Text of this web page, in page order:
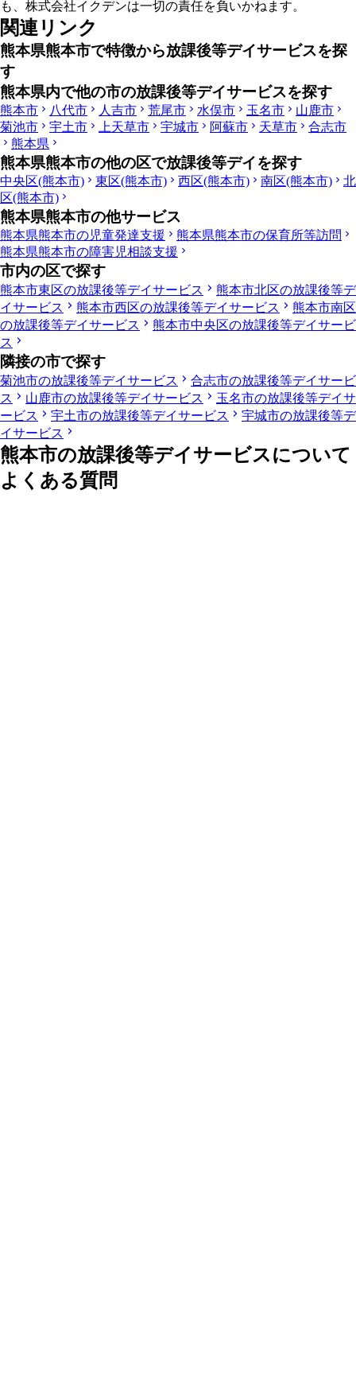
も、株式会社イクデンは一切の責任を負いかねます。
関連リンク
熊本県熊本市で特徴から放課後等デイサービスを探
す
熊本県内で他の市の放課後等デイサービスを探す
熊本市 八代市 人吉市 荒尾市 水俣市 玉名市
山鹿市
菊池市
宇土市 上天草市 宇城市 阿蘇市 天草市
合志市
熊本県
熊本県熊本市の他の区で放課後等デイを探す
中央区(熊本市) 東区(熊本市) 西区(熊本市) 南区(熊本市)
北
区(熊本市)
熊本県熊本市の他サービス
熊本県熊本市の児童発達支援
熊本県熊本市の保育所等訪問
熊本県熊本市の障害児相談支援
市内の区で探す
熊本市東区の放課後等デイサービス
熊本市北区の放課後等デ
イサービス
熊本市西区の放課後等デイサービス
熊本市南区
の放課後等デイサービス
熊本市中央区の放課後等デイサービ
ス
隣接の市で探す
菊池市の放課後等デイサービス
合志市の放課後等デイサービ
ス
山鹿市の放課後等デイサービス
玉名市の放課後等デイサ
ービス
宇土市の放課後等デイサービス
宇城市の放課後等デ
イサービス
熊本市の放課後等デイサービスについて
よくある質問